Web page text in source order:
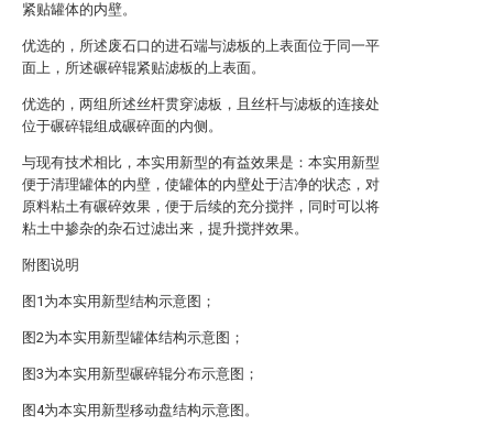
紧贴罐体的内壁。
优选的，所述废石口的进石端与滤板的上表面位于同一平
面上，所述碾碎辊紧贴滤板的上表面。
优选的，两组所述丝杆贯穿滤板，且丝杆与滤板的连接处
位于碾碎辊组成碾碎面的内侧。
与现有技术相比，本实用新型的有益效果是：本实用新型
便于清理罐体的内壁，使罐体的内壁处于洁净的状态，对
原料粘土有碾碎效果，便于后续的充分搅拌，同时可以将
粘土中掺杂的杂石过滤出来，提升搅拌效果。
附图说明
图1为本实用新型结构示意图；
图2为本实用新型罐体结构示意图；
图3为本实用新型碾碎辊分布示意图；
图4为本实用新型移动盘结构示意图。